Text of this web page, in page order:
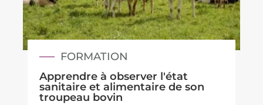
FORMATION
Apprendre à observer l'état
sanitaire et alimentaire de son
troupeau bovin